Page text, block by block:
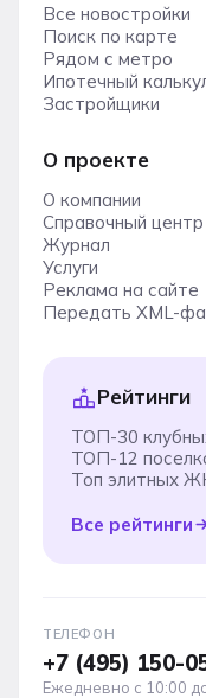
Все новостройки
Поиск по карте
Рядом с метро
Ипотечный
Застройщики
О проекте
О компании
Справочный центр
Журнал
Услуги
Реклама на сайте
Передать XML-
Рейтинги
ТОП-30
ТОП-12
Топ элитных
Все рейтинги
ТЕЛЕФОН
+7 (495) 150-
Ежедневно с 10:00